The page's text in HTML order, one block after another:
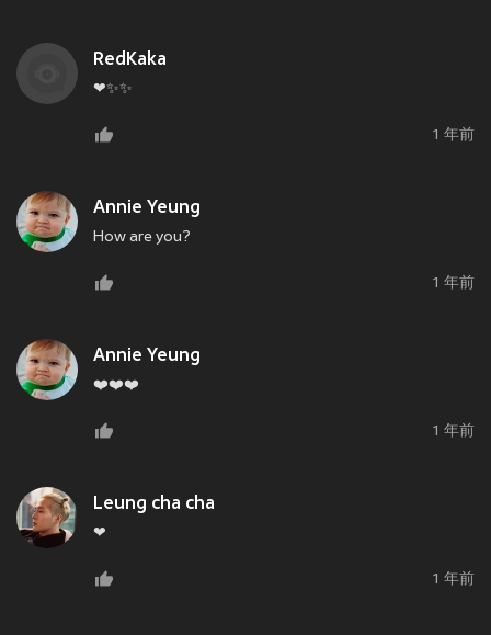
RedKaka
❤✨✨
1 年前
Annie Yeung
How are you?
1 年前
Annie Yeung
❤️❤️❤️
1 年前
Leung cha cha
❤
1 年前